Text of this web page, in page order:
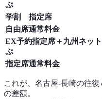
ぷ
学割 指定席
自由席通常料金
EX予約指定席＋九州ネッ
ぷ
指定席通常料金
これが、名古屋-長崎の往
の差額。